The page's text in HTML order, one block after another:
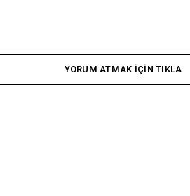
YORUM ATMAK IÇIN TIKLA